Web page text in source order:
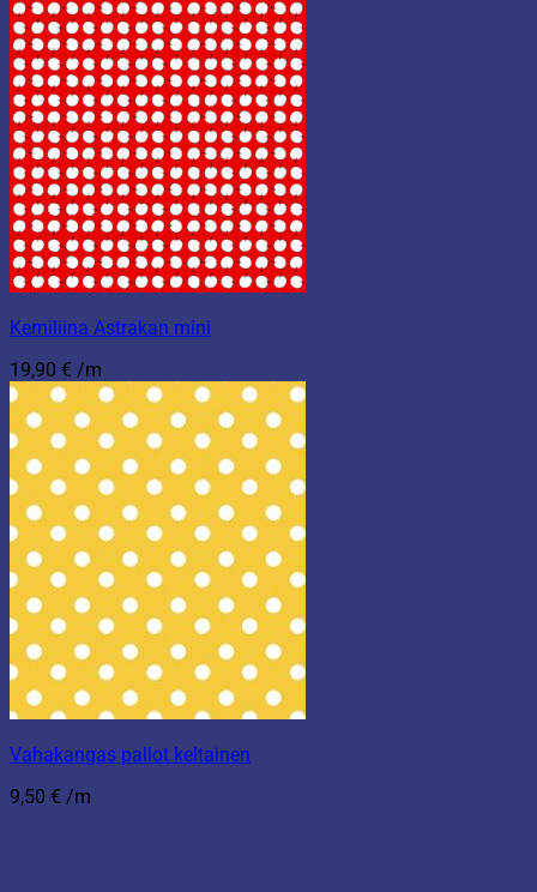
Kerniliina Astrakan mini
19,90 € /m
Vahakangas pallot keltainen
9,50 € /m